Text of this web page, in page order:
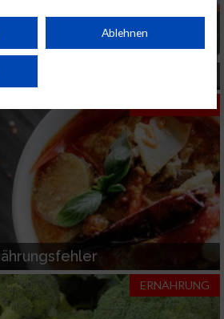
ernähren
ERNÄHRUNG
von Zielgruppen durch Statistiken oder
verschiedenen Quellen. Entwicklung und
Union weitergegeben und in die
IAB-Anbieter)
Zwecke:
auf Informationen
Daten zur Auswahl
für personalisierte
Ablehnen